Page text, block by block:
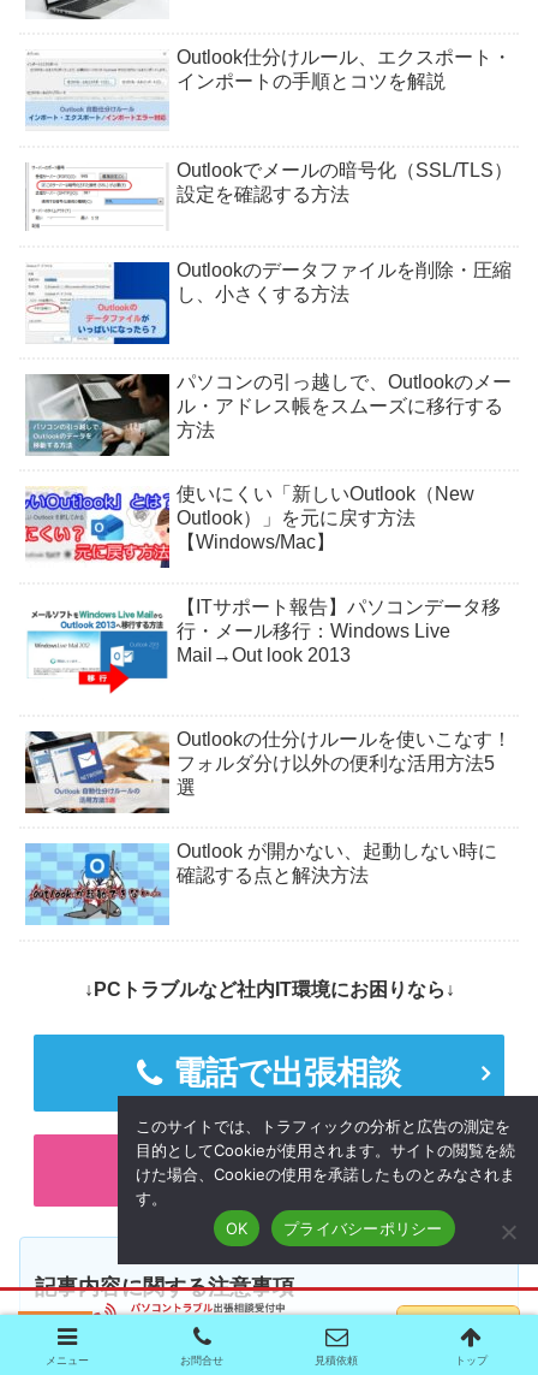
Outlook仕分けルール、エクスポート・
インポートの手順とコツを解説
Outlookでメールの暗号化（SSL/TLS）
設定を確認する方法
Outlookのデータファイルを削除・圧縮
し、小さくする方法
パソコンの引っ越しで、Outlookのメー
ル・アドレス帳をスムーズに移行する
方法
使いにくい「新しいOutlook（New
Outlook）」を元に戻す方法
【Windows/Mac】
【ITサポート報告】パソコンデータ移
行・メール移行：Windows Live
Mail→Out look 2013
Outlookの仕分けルールを使いこなす！
フォルダ分け以外の便利な活用方法5
選
Outlook が開かない、起動しない時に
確認する点と解決方法
↓PCトラブルなど社内IT環境にお困りなら↓
電話で出張相談
フォームで出張相談
記事内容に関する注意事項
本サイトの記述に従って設定をされるときは自己責任
メニュー お問合せ 見積依頼 トップ
このサイトでは、トラフィックの分析と広告の測定を
目的としてCookieが使用されます。サイトの閲覧を続
けた場合、Cookieの使用を承諾したものとみなされま
す。
OK
プライバシーポリシー